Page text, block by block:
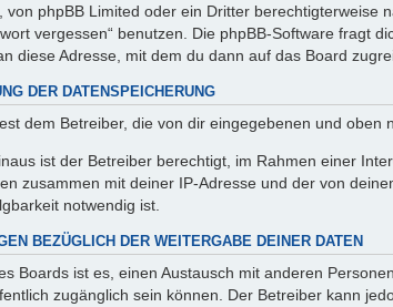
von phpBB Limited oder ein Dritter berechtigterweise
vergessen“ benutzen. Die phpBB-Software fragt
diese Adresse, mit dem du dann auf das Board
DER DATENSPEICHERUNG
dem Betreiber, die von dir eingegebenen und
ist der Betreiber berechtigt, im Rahmen einer
zusammen mit deiner IP-Adresse und der von
notwendig ist.
BEZÜGLICH DER WEITERGABE DEINER DATEN
Boards ist es, einen Austausch mit anderen
zugänglich sein können. Der Betreiber kann